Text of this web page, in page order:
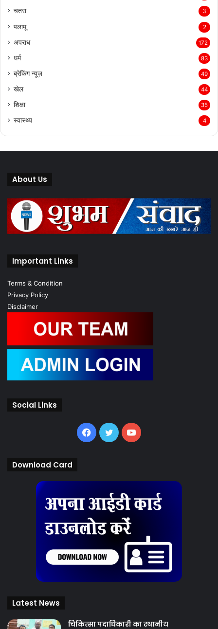
चतरा 3
पलामू 2
अपराध 172
धर्म 83
ब्रेकिंग न्यूज़ 49
खेल 44
शिक्षा 35
स्वास्थ्य 4
About Us
Important Links
Terms & Condition
Privacy Policy
Disclaimer
Social Links
Facebook
TwitterYouTube
Download Card
Latest News
चिकित्‍सा पदाधिकारी का स्थानीय